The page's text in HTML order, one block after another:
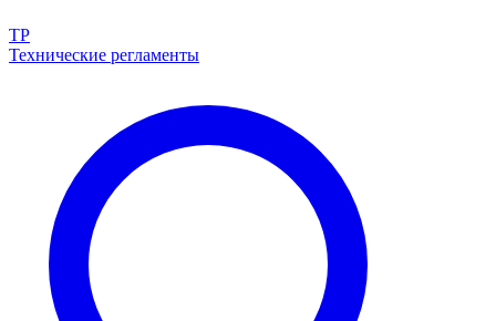
ТР
Технические регламенты